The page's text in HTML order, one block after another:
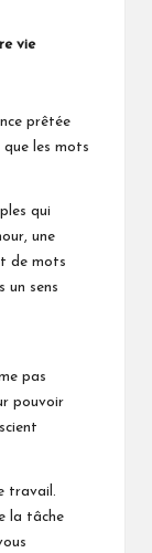
vie
prêtée
que les mots
qui
une
de mots
un sens
pas
pouvoir
travail.
la tâche